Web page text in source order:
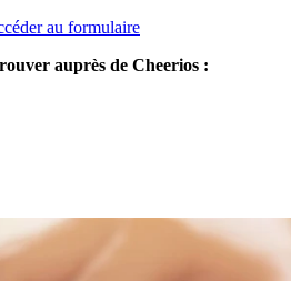
au formulaire
auprès de Cheerios :